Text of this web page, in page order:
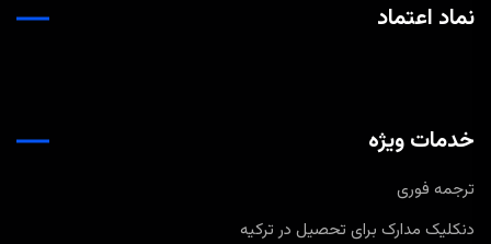
نماد اعتماد
خدمات ویژه
ترجمه فوری
دنکلیک مدارک برای تحصیل در ترکیه